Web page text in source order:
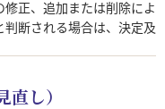
正、追加または削除によ
断される場合は、決定及
し）